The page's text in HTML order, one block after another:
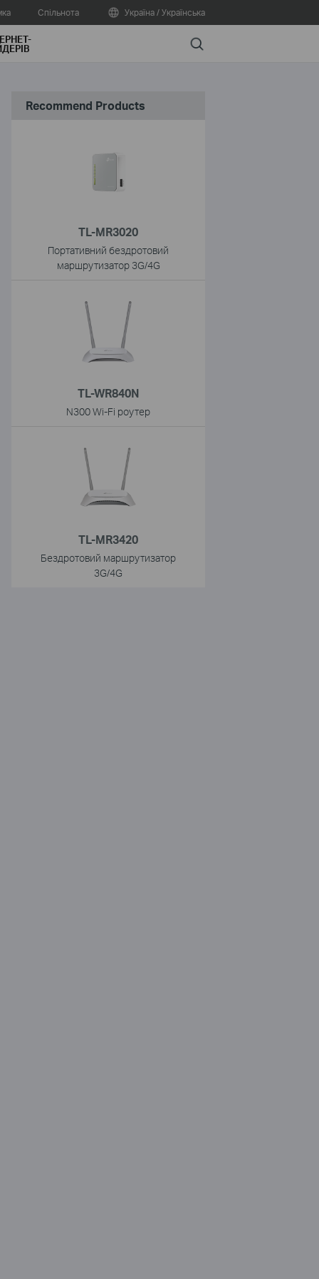
Спільнота Україна / Українська
Search
Recommend Products
TL-MR3020
Портативний бездротовий
маршрутизатор 3G/4G
TL-WR840N
N300 Wi-Fi роутер
TL-MR3420
Бездротовий маршрутизатор
3G/4G